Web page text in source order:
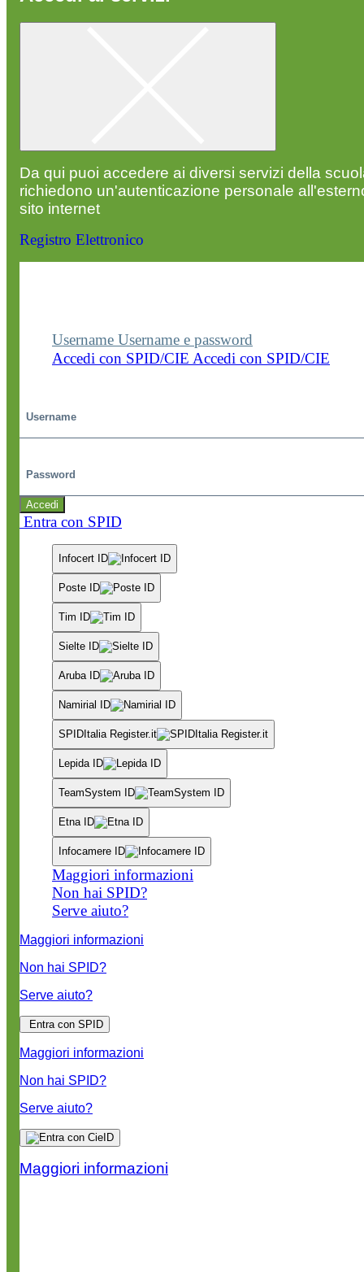
Da qui puoi accedere ai diversi servizi della
richiedono un'autenticazione personale
sito internet
Registro Elettronico
Username Username e password
Accedi con SPID/CIE Accedi con SPID/CIE
Accedi
Entra con SPID
Infocert ID
Poste ID
Tim ID
Sielte ID
Aruba ID
Namirial ID
SPIDItalia Register.it
Lepida ID
TeamSystem ID
Etna ID
Infocamere ID
Maggiori informazioni
Non hai SPID?
Serve aiuto?
Maggiori informazioni
Non hai SPID?
Serve aiuto?
Entra con SPID
Maggiori informazioni
Non hai SPID?
Serve aiuto?
Maggiori informazioni